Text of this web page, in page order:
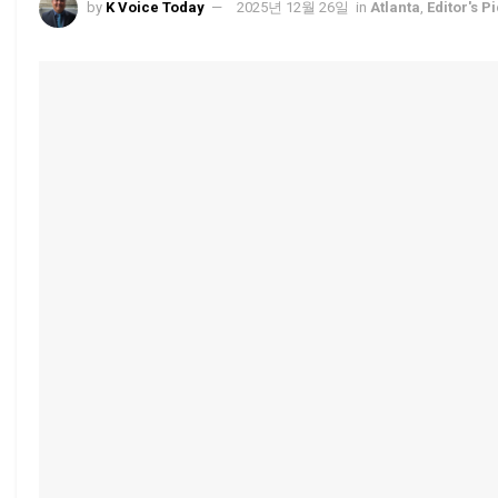
by K Voice Today 2025년 12월 26일 in Atlanta Editor's